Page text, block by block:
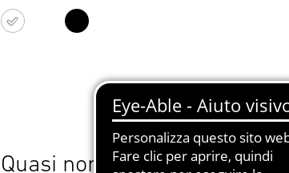
bianconero
Quasi non si vede. Lui